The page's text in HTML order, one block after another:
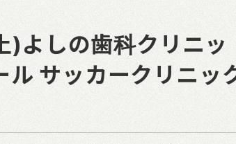
)よしの歯科クリニッ
サッカークリニッ